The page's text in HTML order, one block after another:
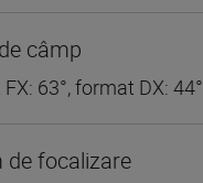
câmp
63°, format DX: 44°
de focalizare